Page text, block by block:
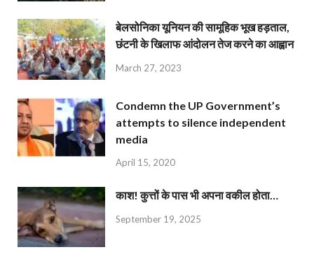
बेलसोनिका यूनियन की सामूहिक भूख हड़ताल,
छंटनी के खिलाफ आंदोलन तेज करने का आह्वान
March 27, 2023
Condemn the UP Government’s
attempts to silence independent
media
April 15, 2020
काश! कुत्तों के पास भी अपना वकील होता…
September 19, 2025